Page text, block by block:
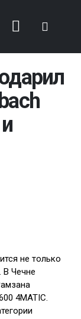
не только
В Чечне
4MATIC.